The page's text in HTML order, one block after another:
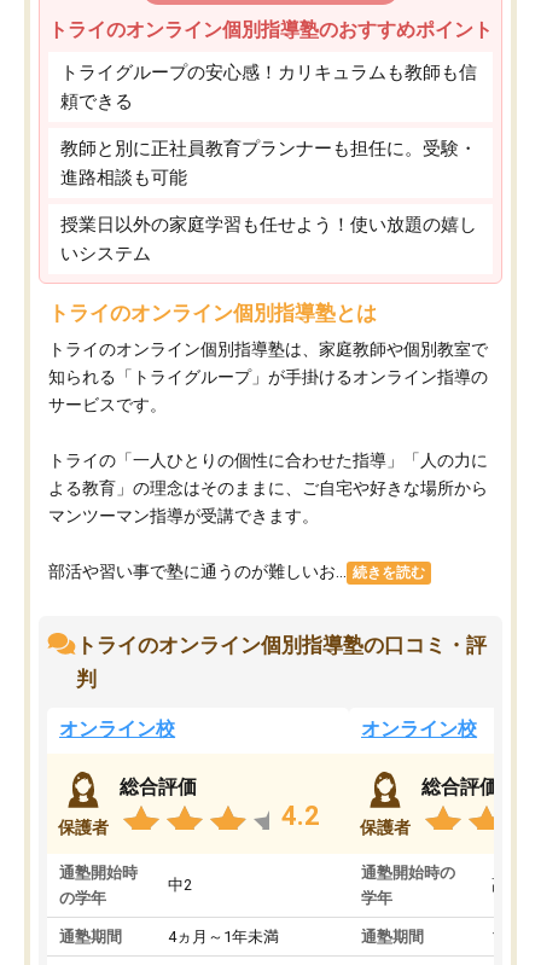
トライのオンライン個別指導塾のおすすめポイント
トライグループの安心感！カリキュラムも教師も信
頼できる
教師と別に正社員教育プランナーも担任に。受験・
進路相談も可能
授業日以外の家庭学習も任せよう！使い放題の嬉し
いシステム
トライのオンライン個別指導塾とは
トライのオンライン個別指導塾は、家庭教師や個別教室で
知られる「トライグループ」が手掛けるオンライン指導の
サービスです。
トライの「一人ひとりの個性に合わせた指導」「人の力に
よる教育」の理念はそのままに、ご自宅や好きな場所から
マンツーマン指導が受講できます。
部活や習い事で塾に通うのが難しいお... 続きを読む
トライのオンライン個別指導塾の口コミ・評
判
オンライン校
保護者
総合評価
4.2
通塾開始時
の学年
中2
通塾期間 4ヵ月～1年未満
オンライン校
保護者
総合評価
通塾開始時の
学年
高3
通塾期間 1～3